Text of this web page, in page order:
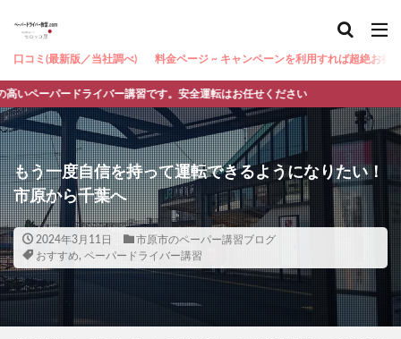
口コミ(最新版／当社調べ) 料金ページ ~ キャンペーンを利用すれば超絶お得 ~
ライバー講習です。安全運転はお任せください
もう一度自信を持って運転できるようになりたい！
市原から千葉へ
2024年3月11日
市原市のペーパー講習ブログ
おすすめ, ペーパードライバー講習